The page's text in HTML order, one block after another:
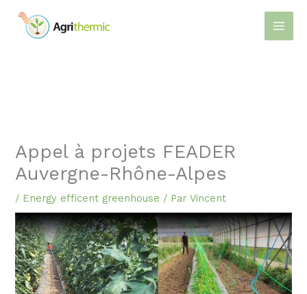
contenu
Appel à projets FEADER
Auvergne-Rhône-Alpes
/ Energy efficent greenhouse / ParVincent